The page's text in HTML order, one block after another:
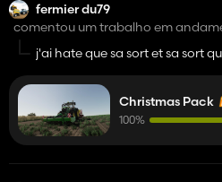
fermier du79
comentou um trabalho em
j'ai hate que sa sort et sa sort
Christmas Pack
100%